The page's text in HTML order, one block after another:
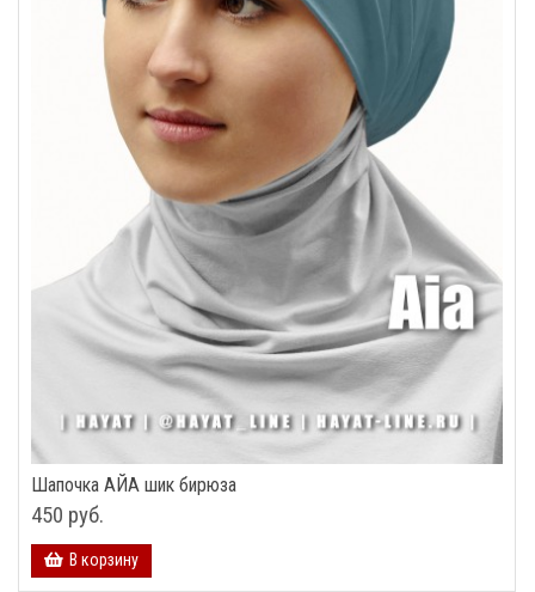
Шапочка АЙА шик бирюза
450 руб.
В корзину